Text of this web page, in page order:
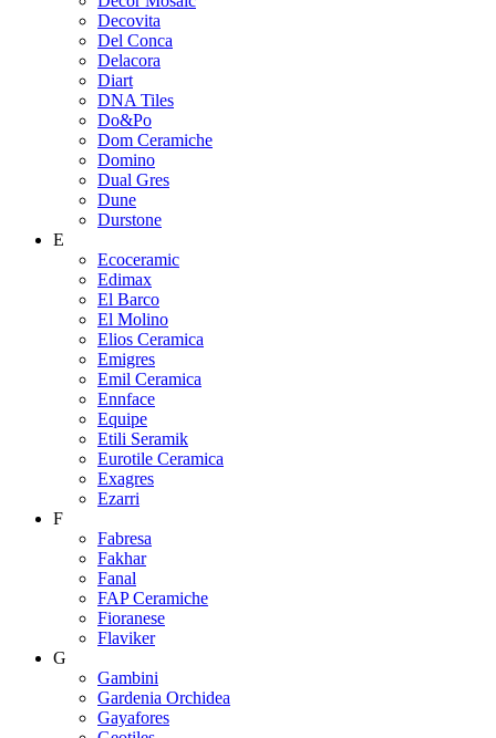
Decovita
Del Conca
Delacora
Diart
DNA Tiles
Do&Po
Dom Ceramiche
Domino
Dual Gres
Dune
Durstone
E
Ecoceramic
Edimax
El Barco
El Molino
Elios Ceramica
Emigres
Emil Ceramica
Ennface
Equipe
Etili Seramik
Eurotile Ceramica
Exagres
Ezarri
F
Fabresa
Fakhar
Fanal
FAP Ceramiche
Fioranese
Flaviker
G
Gambini
Gardenia Orchidea
Gayafores